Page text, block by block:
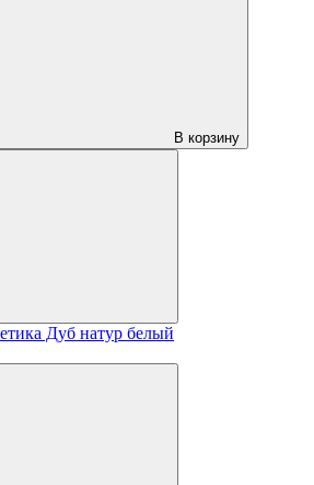
В корзину